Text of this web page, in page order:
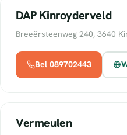
DAP Kinroyderveld
Breeërsteenweg 240, 3640
Bel 089702443
Vermeulen